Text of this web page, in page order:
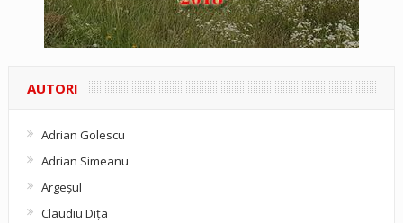
AUTORI
Adrian Golescu
Adrian Simeanu
Argeşul
Claudiu Diţa